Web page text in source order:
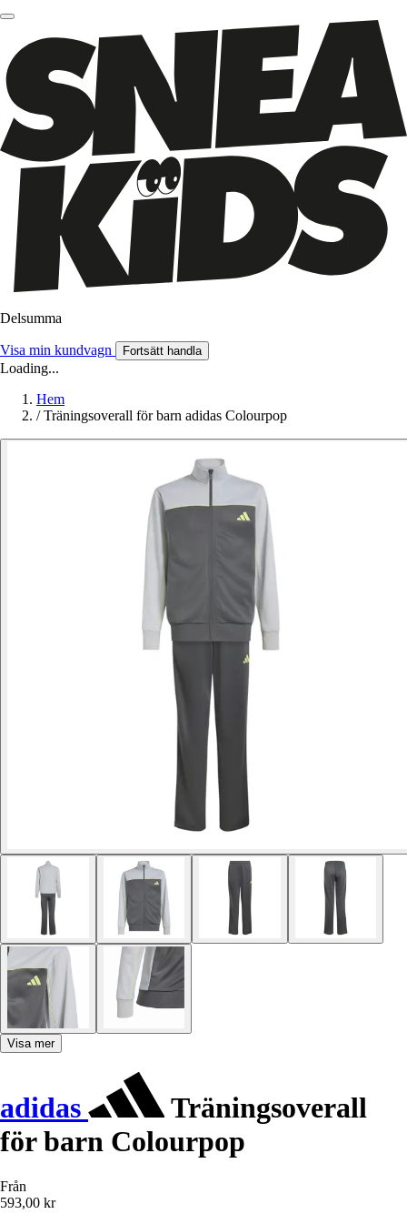
Delsumma
Visa min kundvagn Fortsätt handla
Loading...
Hem
/ Träningsoverall för barn adidas Colourpop
Visa mer
adidas
Träningsoverall
för barn Colourpop
Från
593,00 kr